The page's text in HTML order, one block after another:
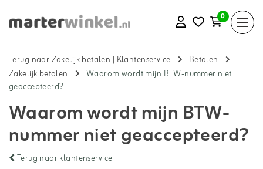
0
Terug naar Zakelijk betalen | Klantenservice
Betalen
Zakelijk betalen
Waarom wordt mijn BTW-nummer niet
geaccepteerd?
Waarom wordt mijn BTW-
nummer niet geaccepteerd?
Terug naar klantenservice